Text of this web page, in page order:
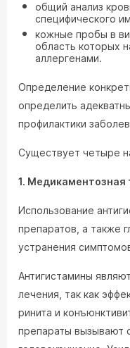
общий анализ
специфического
кожные пробы в
область которых
аллергенами.
Определение
определить
профилактики
Существует четыре
1. Медикаментозная
Использование
препаратов, а также
устранения
Антигистамины
лечения, так как
ринита и
препараты вызывают